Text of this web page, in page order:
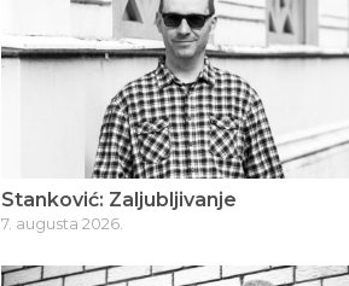
Stanković: Zaljubljivanje
7. augusta 2026.